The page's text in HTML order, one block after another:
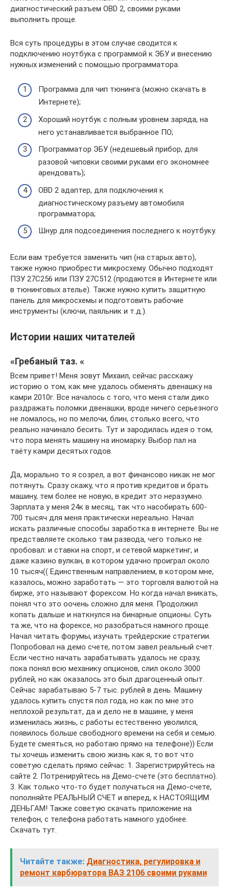
диагностический разъем OBD 2, своими руками
выполнить проще.
Вся суть процедуры в этом случае сводится к
подключению ноутбука с программой к ЭБУ и внесению
нужных изменений с помощью программатора.
Программа для чип тюнинга (можно скачать в
Интернете);
Хороший ноутбук с полным уровнем заряда, на
него устанавливается выбранное ПО;
Программатор ЭБУ (недешевый прибор, для
разовой чиповки своими руками его экономнее
арендовать);
OBD 2 адаптер, для подключения к
диагностическому разъему автомобиля
программатора;
Шнур для подсоединения последнего к ноутбуку.
Если вам требуется заменить чип (на старых авто),
также нужно приобрести микросхему. Обычно подходят
ПЗУ 27С256 или ПЗУ 27С512 (продаются в Интернете или
в тюнинговых ателье). Также нужно купить защитную
панель для микросхемы и подготовить рабочие
инструменты (ключи, паяльник и т.д.).
Истории наших читателей
«Гребаный таз. «
Всем привет! Меня зовут Михаил, сейчас расскажу
историю о том, как мне удалось обменять двенашку на
камри 2010г. Все началось с того, что меня стали дико
раздражать поломки двенашки, вроде ничего серьезного
не ломалось, но по мелочи, блин, столько всего, что
реально начинало бесить. Тут и зародилась идея о том,
что пора менять машину на иномарку. Выбор пал на
таёту камри десятых годов.
Да, морально то я созрел, а вот финансово никак не мог
потянуть. Сразу скажу, что я против кредитов и брать
машину, тем более не новую, в кредит это неразумно.
Зарплата у меня 24к в месяц, так что насобирать 600-
700 тысяч для меня практически нереально. Начал
искать различные способы заработка в интернете. Вы не
представляете сколько там развода, чего только не
пробовал: и ставки на спорт, и сетевой маркетинг, и
даже казино вулкан, в котором удачно проиграл около
10 тысяч(( Единственным направлением, в котором мне,
казалось, можно заработать — это торговля валютой на
бирже, это называют форексом. Но когда начал вникать,
понял что это оочень сложно для меня. Продолжил
копать дальше и наткнулся на бинарные опционы. Суть
та же, что на форексе, но разобраться намного проще.
Начал читать форумы, изучать трейдерские стратегии.
Попробовал на демо счете, потом завел реальный счет.
Если честно начать зарабатывать удалось не сразу,
пока понял всю механику опционов, слил около 3000
рублей, но как оказалось это был драгоценный опыт.
Сейчас зарабатываю 5-7 тыс. рублей в день. Машину
удалось купить спустя пол года, но как по мне это
неплохой результат, да и дело не в машине, у меня
изменилась жизнь, с работы естественно уволился,
появилось больше свободного времени на себя и семью.
Будете смеяться, но работаю прямо на телефоне)) Если
ты хочешь изменить свою жизнь как я, то вот что
советую сделать прямо сейчас: 1. Зарегистрируйтесь на
сайте 2. Потренируйтесь на Демо-счете (это бесплатно).
3. Как только что-то будет получаться на Демо-счете,
пополняйте РЕАЛЬНЫЙ СЧЕТ и вперед, к НАСТОЯЩИМ
ДЕНЬГАМ! Также советую скачать приложение на
телефон, с телефона работать намного удобнее.
Скачать тут.
Читайте также: Диагностика, регулировка и
ремонт карбюратора ВАЗ 2106 своими руками